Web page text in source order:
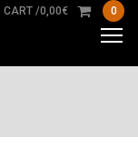
CART /0,00€ 0